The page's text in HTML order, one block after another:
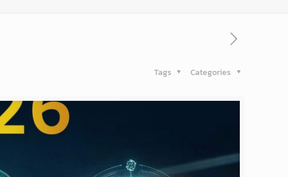
Categories
Tags